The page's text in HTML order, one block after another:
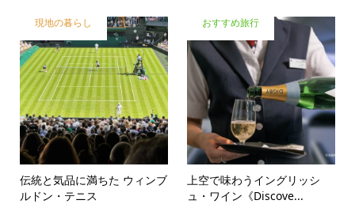
現地の暮らし
伝統と気品に満ちた ウィンブ
ルドン・テニス
おすすめ旅行
上空で味わうイングリッシ
ュ・ワイン《Discove...